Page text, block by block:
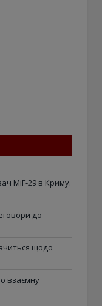
МіГ-29 в Криму.
до
щодо
взаємну